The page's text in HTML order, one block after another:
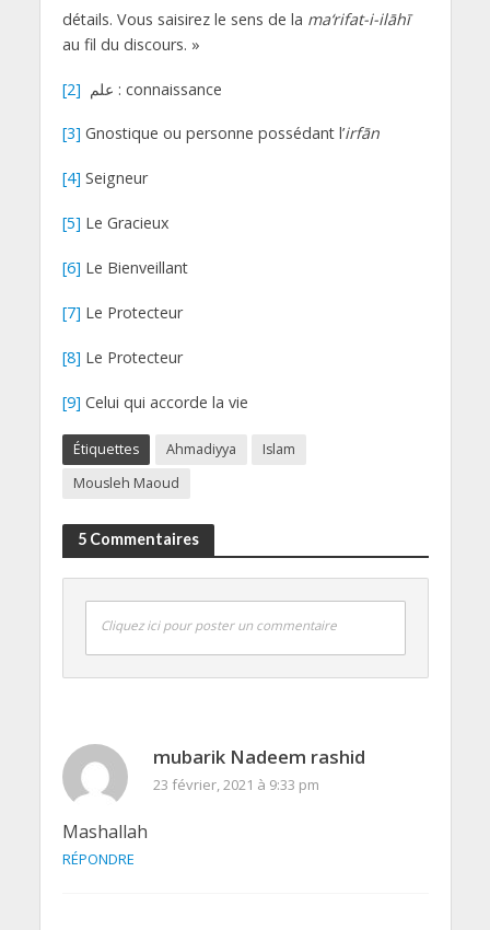
détails. Vous saisirez le sens de la ma‘rifat-i-ilāhī
au fil du discours. »
[2] علم : connaissance
[3] Gnostique ou personne possédant l’irfān
[4] Seigneur
[5] Le Gracieux
[6] Le Bienveillant
[7] Le Protecteur
[8] Le Protecteur
[9] Celui qui accorde la vie
Étiquettes Ahmadiyya
Islam
Mousleh Maoud
5 Commentaires
Cliquez ici pour poster un commentaire
mubarik Nadeem rashid
23 février, 2021 à 9:33 pm
Mashallah
RÉPONDRE